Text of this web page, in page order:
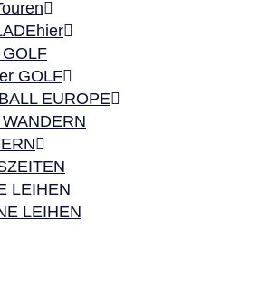
GOLF
EUROPE
LEIHEN
LEIHEN